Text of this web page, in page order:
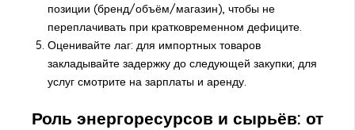
позиции (бренд/объём/магазин), чтобы не
переплачивать при кратковременном дефиците.
Оценивайте лаг: для импортных товаров
закладывайте задержку до следующей закупки; для
услуг смотрите на зарплаты и аренду.
Роль энергоресурсов и сырьёв: от